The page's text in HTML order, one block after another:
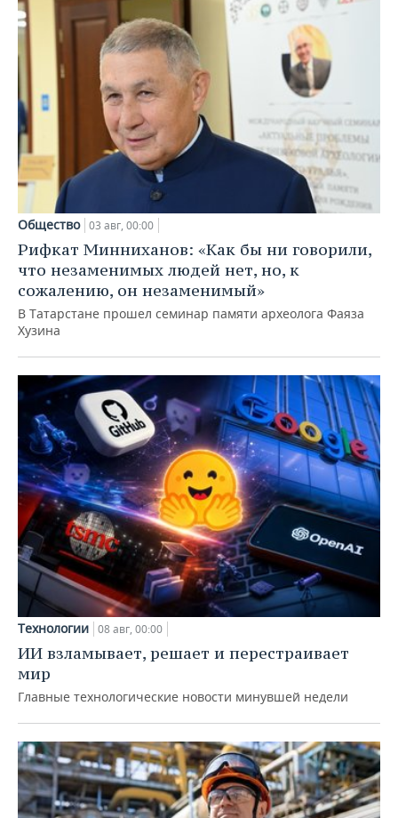
Общество 03 авг, 00:00
Рифкат Минниханов: «Как бы ни говорили,
что незаменимых людей нет, но, к
сожалению, он незаменимый»
В Татарстане прошел семинар памяти археолога Фаяза
Хузина
Технологии 08 авг, 00:00
ИИ взламывает, решает и перестраивает
мир
Главные технологические новости минувшей недели